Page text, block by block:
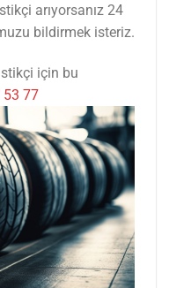
arıyorsanız 24
bildirmek isteriz.
için bu
53 77